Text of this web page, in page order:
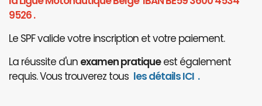
9526 .
Le SPF valide votre inscription et votre paiement.
La réussite d'un examen pratiqueest également
requis. Vous trouverez tous les détails ICI .